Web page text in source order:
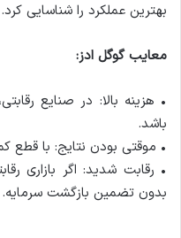
بهترین عملکرد را شناسایی کرد.
معایب گوگل ادز:
• هزینه بالا: در صنایع
باشد.
• موقتی بودن نتایج: با قطع
• رقابت شدید: اگر بازاری
بدون تضمین بازگشت سرمایه.